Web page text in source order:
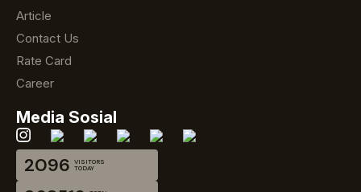
Article
Contact Us
Rate Card
Career
Media Sosial
2096 VISITORS
TODAY